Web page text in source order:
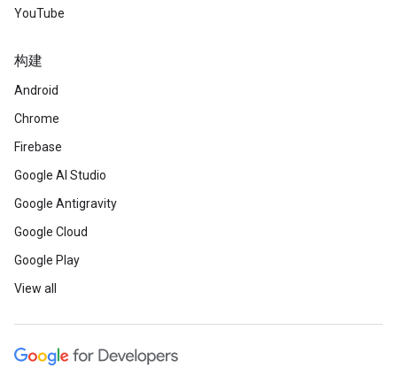
YouTube
构建
Android
Chrome
Firebase
Google AI Studio
Google Antigravity
Google Cloud
Google Play
View all